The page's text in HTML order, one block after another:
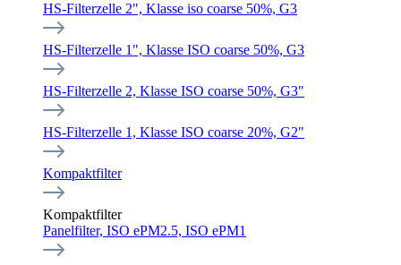
HS-Filterzelle 2", Klasse iso coarse 50%, G3
HS-Filterzelle 1", Klasse ISO coarse 50%, G3
HS-Filterzelle 2, Klasse ISO coarse 50%, G3"
HS-Filterzelle 1, Klasse ISO coarse 20%, G2"
Kompaktfilter
Kompaktfilter
Panelfilter, ISO ePM2.5, ISO ePM1